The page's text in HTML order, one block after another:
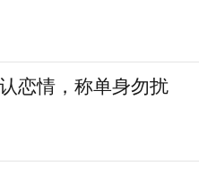
恋情，称单身勿扰